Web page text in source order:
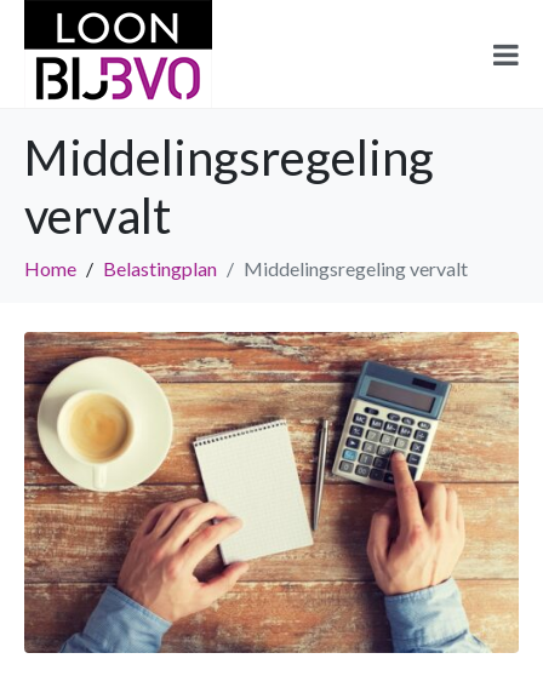
Middelingsregeling
vervalt
Home Belastingplan Middelingsregeling vervalt